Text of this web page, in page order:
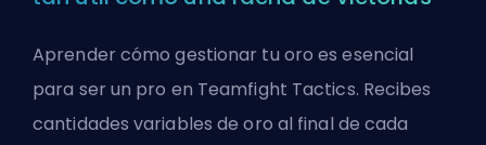
Aprender cómo gestionar tu oro es esencial
para ser un pro en Teamfight Tactics. Recibes
cantidades variables de oro al final de cada